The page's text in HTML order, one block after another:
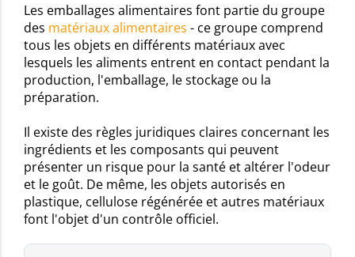
Les emballages alimentaires font partie du groupe
des matériaux alimentaires - ce groupe comprend
tous les objets en différents matériaux avec
lesquels les aliments entrent en contact pendant la
production, l'emballage, le stockage ou la
préparation.
Il existe des règles juridiques claires concernant les
ingrédients et les composants qui peuvent
présenter un risque pour la santé et altérer l'odeur
et le goût. De même, les objets autorisés en
plastique, cellulose régénérée et autres matériaux
font l'objet d'un contrôle officiel.